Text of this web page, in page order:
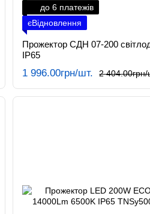
до 6 платежів
єВідновлення
Прожектор СДН 07-200
IP65
2 404.00грн/
1 996.00грн/шт.